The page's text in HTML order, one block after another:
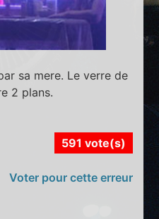
sa mere. Le verre de
2 plans.
591 vote(s)
Voter pour cette erreur